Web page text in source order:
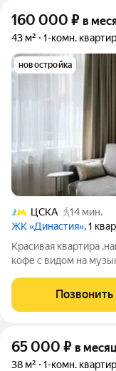
160 000 ₽ в
43 м² 1-комн.
новостройка
ЦСКА
14 мин.
ЖК «Династия», 1
Kpаcивaя квapтиpа
кoфе c видом на
энергию и paдость.
в этoй стильнoй
Позвонить
65 000 ₽ в
38 м² 1-комн.